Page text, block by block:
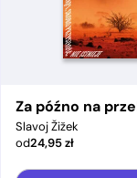
Za późno na
Slavoj Žižek
od24,95zł